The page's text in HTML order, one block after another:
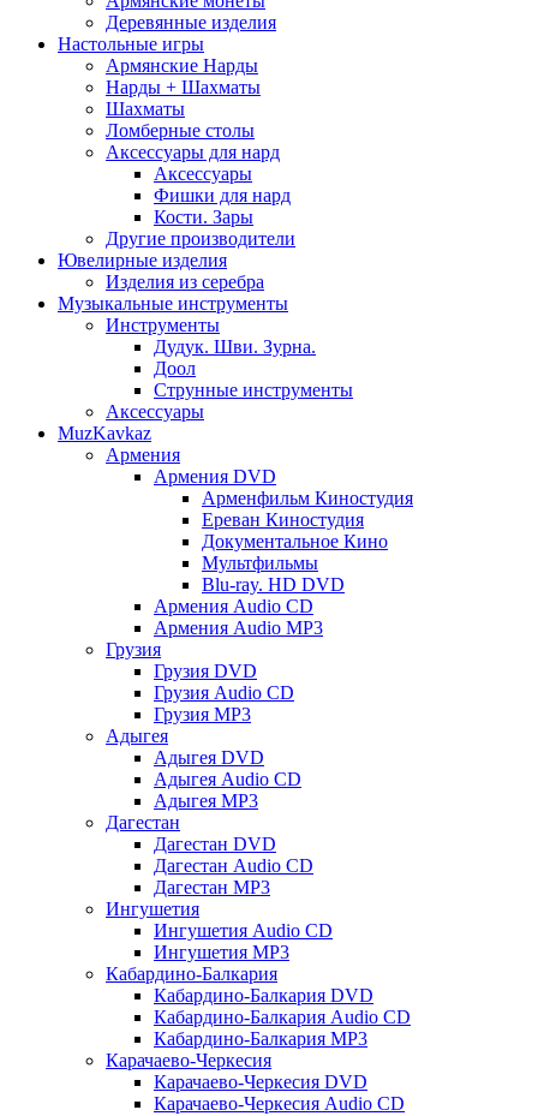
Деревянные изделия
Настольные игры
Армянские Нарды
Нарды + Шахматы
Шахматы
Ломберные столы
Аксессуары для нард
Аксессуары
Фишки для нард
Кости. Зары
Другие производители
Ювелирные изделия
Изделия из серебра
Музыкальные инструменты
Инструменты
Дудук. Шви. Зурна.
Доол
Струнные инструменты
Аксессуары
MuzKavkaz
Армения
Армения DVD
Арменфильм Киностудия
Ереван Киностудия
Документальное Кино
Мультфильмы
Blu-ray. HD DVD
Армения Audio CD
Армения Audio MP3
Грузия
Грузия DVD
Грузия Audio CD
Грузия MP3
Адыгея
Адыгея DVD
Адыгея Audio CD
Адыгея MP3
Дагестан
Дагестан DVD
Дагестан Audio CD
Дагестан MP3
Ингушетия
Ингушетия Audio CD
Ингушетия MP3
Кабардино-Балкария
Кабардино-Балкария DVD
Кабардино-Балкария Audio CD
Кабардино-Балкария MP3
Карачаево-Черкесия
Карачаево-Черкесия DVD
Карачаево-Черкесия Audio CD